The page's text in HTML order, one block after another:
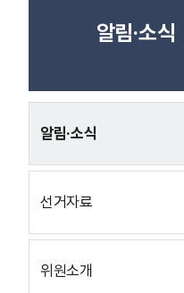
알림·소식
알림·소식
선거자료
위원소개